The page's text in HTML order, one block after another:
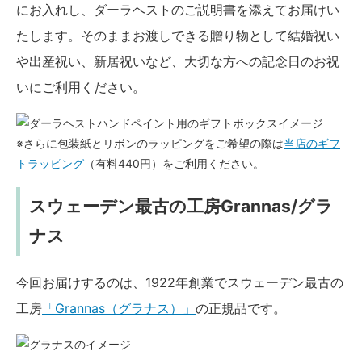
にお入れし、ダーラヘストのご説明書を添えてお届けい
たします。そのままお渡しできる贈り物として結婚祝い
や出産祝い、新居祝いなど、大切な方への記念日のお祝
いにご利用ください。
※さらに包装紙とリボンのラッピングをご希望の際は当店のギフ
トラッピング （有料440円）をご利用ください。
スウェーデン最古の工房Grannas/グラ
ナス
今回お届けするのは、1922年創業でスウェーデン最古の
工房 「Grannas（グラナス）」 の正規品です。